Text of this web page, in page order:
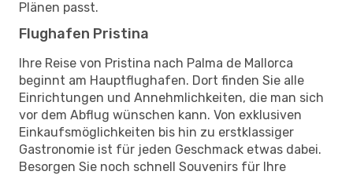
Plänen passt.
Flughafen Pristina
Ihre Reise von Pristina nach Palma de Mallorca
beginnt am Hauptflughafen. Dort finden Sie alle
Einrichtungen und Annehmlichkeiten, die man sich
vor dem Abflug wünschen kann. Von exklusiven
Einkaufsmöglichkeiten bis hin zu erstklassiger
Gastronomie ist für jeden Geschmack etwas dabei.
Besorgen Sie noch schnell Souvenirs für Ihre